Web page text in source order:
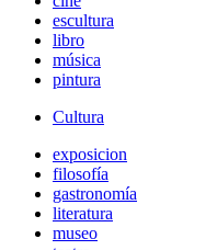
escultura
libro
música
pintura
Cultura
exposicion
filosofía
gastronomía
literatura
museo